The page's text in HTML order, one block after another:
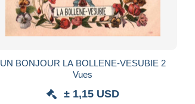
UN BONJOUR LA BOLLENE-VESUBIE 2
Vues
± 1,15 USD